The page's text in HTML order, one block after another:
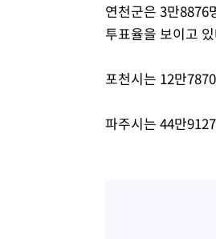
연천군은 3만8876
투표율을 보이고
포천시는 12만
파주시는 44만